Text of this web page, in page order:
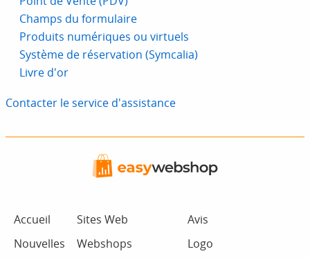
Champs du formulaire
Produits numériques ou virtuels
Système de réservation (Symcalia)
Livre d'or
Contacter le service d'assistance
Accueil
Nouvelles
Sites Web
Webshops
Avis
Logo